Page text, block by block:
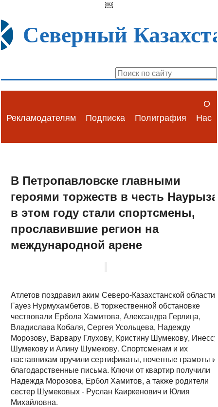
￼
Северный
Рекламодателям Подписка Полиграфия
О
Нас
В Петропавловске главными
героями торжеств в честь Наурыза
в этом году стали спортсмены,
прославившие регион на
международной арене
Атлетов поздравил аким Северо-Казахстанской области
Гауез Нурмухамбетов. В торжественной обстановке
чествовали Ербола Хамитова, Александра Герлица,
Владислава Кобаля, Сергея Усольцева, Надежду
Морозову, Варвару Глухову, Кристину Шумекову, Инессу
Шумекову и Алину Шумекову. Спортсменам и их
наставникам вручили сертификаты, почетные грамоты и
благодарственные письма. Ключи от квартир получили
Надежда Морозова, Ербол Хамитов, а также родители
сестер Шумековых - Руслан Каиркенович и Юлия
Михайловна.